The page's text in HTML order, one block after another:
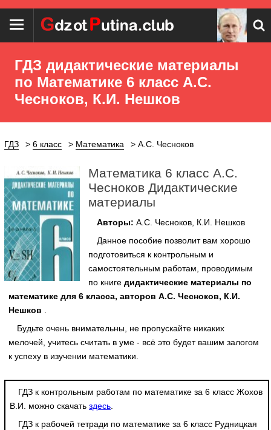
ГДЗ дидактические материалы
по Математике 6 класс А.С.
Чесноков, К.И. Нешков
ГДЗ 6 класс Математика А.С. Чесноков
Математика 6 класс А.С.
Чесноков Дидактические
материалы
Авторы: А.С. Чесноков, К.И. Нешков
Данное пособие позволит вам хорошо
подготовиться к контрольным и
самостоятельным работам, проводимым
по книге дидактические материалы по
математике для 6 класса, авторов А.С. Чесноков, К.И.
Нешков
Будьте очень внимательны, не пропускайте никаких
мелочей, учитесь считать в уме - всё это будет вашим залогом
к успеху в изучении математики.
ГДЗ к контрольным работам по математике за 6 класс Жохов
В.И. можно скачать здесь
ГДЗ к рабочей тетради по математике за 6 класс Рудницкая